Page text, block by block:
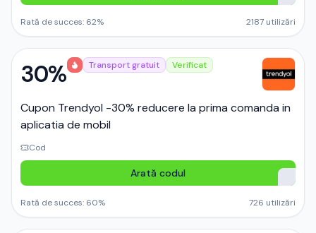
Rată de succes: 62% 2187 utilizări
30% Transport gratuit Verificat
Cupon Trendyol -30% reducere la prima comanda in
aplicatia de mobil
Cod
Arată codul
Rată de succes: 60% 726 utilizări